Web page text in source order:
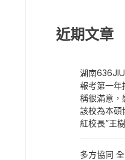
近期文章
湖南
報考第一年
稱很滿意，
該校為本碩
紅校長”王
多方協同